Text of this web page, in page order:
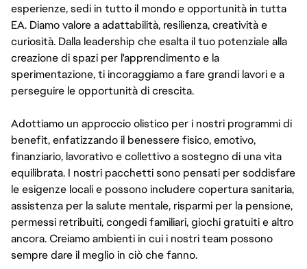
esperienze, sedi in tutto il mondo e opportunità in tutta
EA. Diamo valore a adattabilità, resilienza, creatività e
curiosità. Dalla leadership che esalta il tuo potenziale alla
creazione di spazi per l'apprendimento e la
sperimentazione, ti incoraggiamo a fare grandi lavori e a
perseguire le opportunità di crescita.
Adottiamo un approccio olistico per i nostri programmi di
benefit, enfatizzando il benessere fisico, emotivo,
finanziario, lavorativo e collettivo a sostegno di una vita
equilibrata. I nostri pacchetti sono pensati per soddisfare
le esigenze locali e possono includere copertura sanitaria,
assistenza per la salute mentale, risparmi per la pensione,
permessi retribuiti, congedi familiari, giochi gratuiti e altro
ancora. Creiamo ambienti in cui i nostri team possono
sempre dare il meglio in ciò che fanno.